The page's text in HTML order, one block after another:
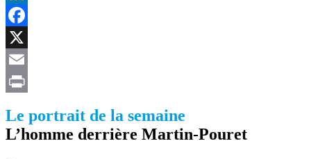
LinkedIn
Facebook
X
Email
Le portrait de la semaine
L’homme derrière Martin-Pouret